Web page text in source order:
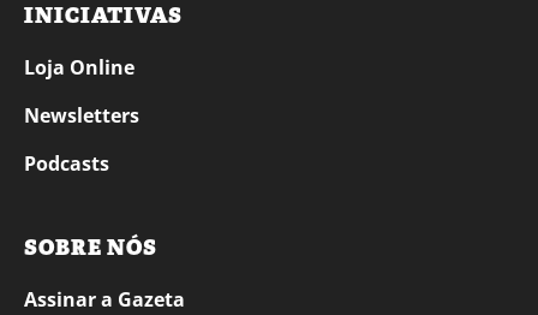
INICIATIVAS
Loja Online
Newsletters
Podcasts
SOBRE NÓS
Assinar a Gazeta